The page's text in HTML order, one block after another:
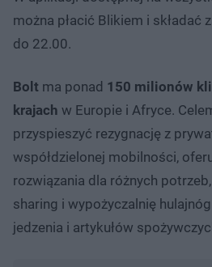
można płacić Blikiem i składać
do 22.00.
Bolt ma ponad 150 milionów
krajach w Europie i Afryce.
przyspieszyć rezygnację z
współdzielonej mobilności,
rozwiązania dla różnych
sharing i wypożyczalnię
jedzenia i artykułów